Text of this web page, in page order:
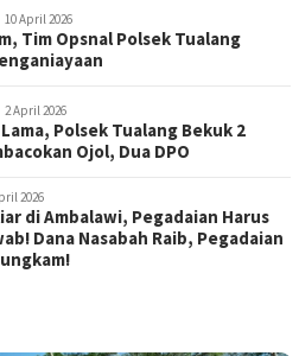
10 April 2026
Tim Opsnal Polsek Tualang
2 April 2026
Polsek Tualang Bekuk 2
Ojol, Dua DPO
2026
di Ambalawi, Pegadaian Harus
Dana Nasabah Raib, Pegadaian